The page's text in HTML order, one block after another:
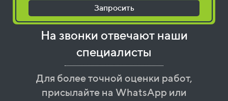
Запросить
На звонки отвечают наши
специалисты
Для более точной оценки работ,
присылайте на WhatsApp или